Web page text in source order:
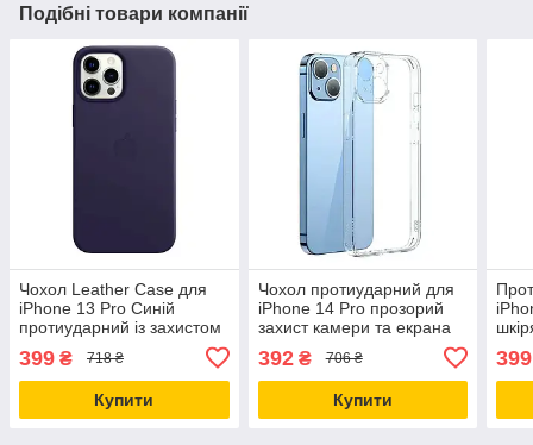
Подібні товари компанії
Чохол Leather Case для
iPhone 13 Pro Синій
протиударний із захистом
399 ₴ 718 ₴
Купити
Чохол протиударний для
iPhone 14 Pro прозорий
захист камери та екрана
392₴ 706 ₴
Купити
399